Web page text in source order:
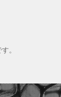
。